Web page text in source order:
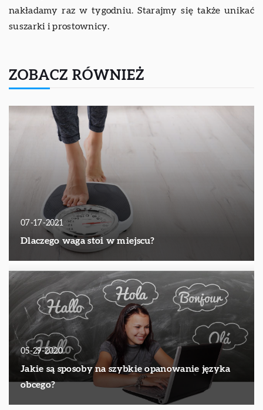
nakładamy raz w tygodniu. Starajmy się także unikać
suszarki i prostownicy.
ZOBACZ RÓWNIEŻ
07-17-2021
Dlaczego waga stoi w miejscu?
05-29-2020
Jakie są sposoby na szybkie opanowanie języka
obcego?